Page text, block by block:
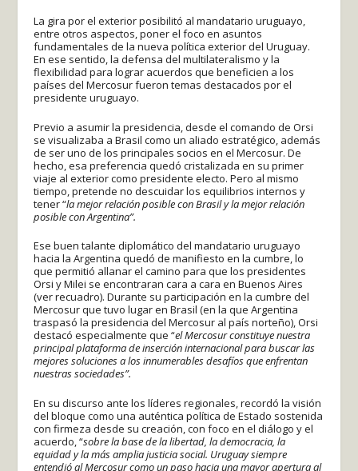
La gira por el exterior posibilitó al mandatario uruguayo,
entre otros aspectos, poner el foco en asuntos
fundamentales de la nueva política exterior del Uruguay.
En ese sentido, la defensa del multilateralismo y la
flexibilidad para lograr acuerdos que beneficien a los
países del Mercosur fueron temas destacados por el
presidente uruguayo.
Previo a asumir la presidencia, desde el comando de Orsi
se visualizaba a Brasil como un aliado estratégico, además
de ser uno de los principales socios en el Mercosur. De
hecho, esa preferencia quedó cristalizada en su primer
viaje al exterior como presidente electo. Pero al mismo
tiempo, pretende no descuidar los equilibrios internos y
tener “la mejor relación posible con Brasil y la mejor relación
posible con Argentina”.
Ese buen talante diplomático del mandatario uruguayo
hacia la Argentina quedó de manifiesto en la cumbre, lo
que permitió allanar el camino para que los presidentes
Orsi y Milei se encontraran cara a cara en Buenos Aires
(ver recuadro). Durante su participación en la cumbre del
Mercosur que tuvo lugar en Brasil (en la que Argentina
traspasó la presidencia del Mercosur al país norteño), Orsi
destacó especialmente que “el Mercosur constituye nuestra
principal plataforma de inserción internacional para buscar las
mejores soluciones a los innumerables desafíos que enfrentan
nuestras sociedades”.
En su discurso ante los líderes regionales, recordó la visión
del bloque como una auténtica política de Estado sostenida
con firmeza desde su creación, con foco en el diálogo y el
acuerdo, “sobre la base de la libertad, la democracia, la
equidad y la más amplia justicia social. Uruguay siempre
entendió al Mercosur como un paso hacia una mayor apertura al